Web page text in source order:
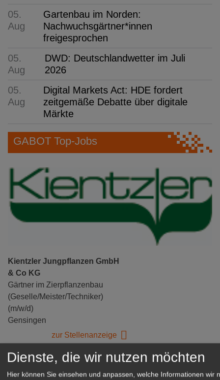
05.
Aug
Gartenbau im Norden:
Nachwuchsgärtner*innen
freigesprochen
05.
Aug
DWD: Deutschlandwetter im Juli
2026
05.
Aug
Digital Markets Act: HDE fordert
zeitgemäße Debatte über digitale
Märkte
GABOT Top-Jobs
Kientzler Jungpflanzen GmbH
& Co KG
Gärtner im Zierpflanzenbau
(Geselle/Meister/Techniker)
(m/w/d)
Gensingen
zur Stellenanzeige
Dienste, die wir nutzen möchten
Hier können Sie einsehen und anpassen, welche Informationen wir